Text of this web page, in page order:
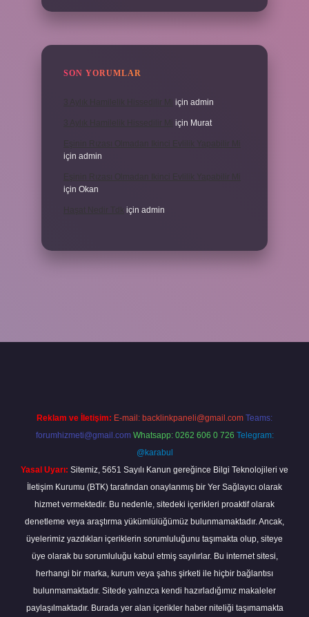
SON YORUMLAR
için admin
için Murat
için admin
için Okan
için admin
Reklam ve İletişim: E-mail: backlinkpaneli@gmail.com Teams:
forumhizmeti@gmail.com Whatsapp: 0262 606 0 726 Telegram:
@karabul
Yasal Uyarı: Sitemiz, 5651 Sayılı Kanun gereğince Bilgi Teknolojileri ve
İletişim Kurumu (BTK) tarafından onaylanmış bir Yer Sağlayıcı olarak
hizmet vermektedir. Bu nedenle, sitedeki içerikleri proaktif olarak
denetleme veya araştırma yükümlülüğümüz bulunmamaktadır. Ancak,
üyelerimiz yazdıkları içeriklerin sorumluluğunu taşımakta olup, siteye
üye olarak bu sorumluluğu kabul etmiş sayılırlar. Bu internet sitesi,
herhangi bir marka, kurum veya şahıs şirketi ile hiçbir bağlantısı
bulunmamaktadır. Sitede yalnızca kendi hazırladığımız makaleler
paylaşılmaktadır. Burada yer alan içerikler haber niteliği taşımamakta